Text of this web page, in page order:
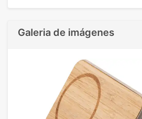
Galeria de imágenes